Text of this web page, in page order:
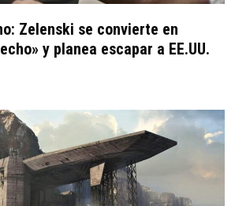
Zelenski se convierte en
y planea escapar a EE.UU.